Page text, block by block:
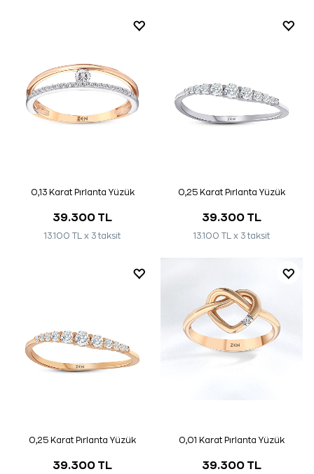
0,13 Karat Pırlanta Yüzük
39.300 TL
13.100 TL x 3 taksit
0,25 Karat Pırlanta Yüzük
39.300 TL
13.100 TL x 3 taksit
0,25 Karat Pırlanta Yüzük
39.300 TL
0,01 Karat Pırlanta Yüzük
39.300 TL